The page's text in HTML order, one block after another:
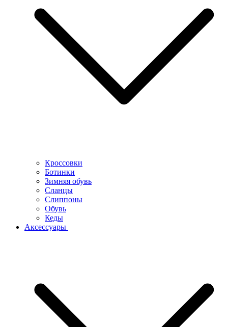
Кроссовки
Ботинки
Зимняя обувь
Сланцы
Слиппоны
Обувь
Кеды
Аксессуары